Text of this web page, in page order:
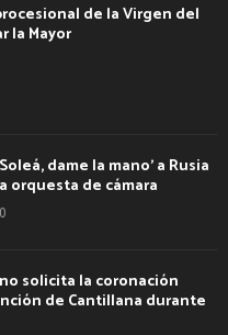
de la Virgen del
la Mayor
dame la mano’ a Rusia
orquesta de cámara
0
solicita la coronación
de Cantillana durante